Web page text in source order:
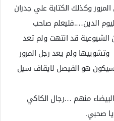
وكذلك الكتابة علي جدران
الدين….فليعلم صاحب
الشيوعية قد انتهت ولم تعد
ولم يعد رجل المرور
هو الفيصل لايقاف سيل
البيضاء منهم …رجال الكاكي
صحبي.